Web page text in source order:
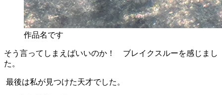
作品名です
そう言ってしまえばいいのか！ ブレイクスルーを感じまし
た。
最後は私が見つけた天才でした。